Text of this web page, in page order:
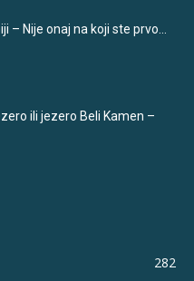
– Nije onaj na koji ste prvo...
ili jezero Beli Kamen –
282